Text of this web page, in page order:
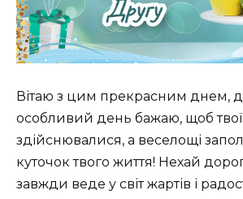
Вітаю з цим прекрасним днем,
особливий день бажаю, щоб твої
здійснювалися, а веселощі
куточок твого життя! Нехай
завжди веде у світ жартів і